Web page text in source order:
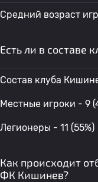
Средний возраст
Есть ли в составе
Состав клуба
Местные игроки - 9
Легионеры - 11 (55%)
Как происходит
ФК Кишинев?